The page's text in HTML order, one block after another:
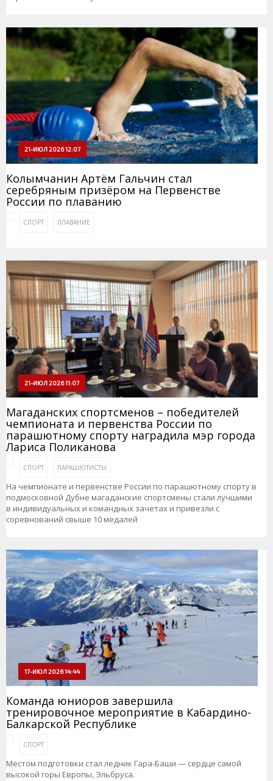
21-ИЮЛ 2026 12:07
Колымчанин Артём Гальчин стал
серебряным призёром на Первенстве
России по плаванию
СПОРТ ПЛАВАНИЕ
21-ИЮЛ 2026 11:07
Магаданских спортсменов – победителей
чемпионата и первенства России по
парашютному спорту наградила мэр города
Лариса Поликанова
СПОРТ ПАРАШЮТИСТЫ
На чемпионате и первенстве России по парашютному спорту в
подмосковной Дубне магаданские спортсмены стали лучшими
в индивидуальных и командных зачетах и привезли с
соревнований свыше 10 медалей
17-ИЮЛ 2026 14:44
Команда юниоров завершила
тренировочное мероприятие в Кабардино-
Балкарской Республике
СПОРТ
Местом подготовки стал ледник Гара-Баши — сердце самой
высокой горы Европы, Эльбруса.